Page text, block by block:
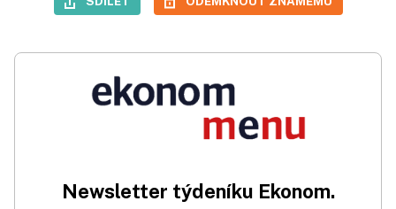
Newsletter týdeníku Ekonom.